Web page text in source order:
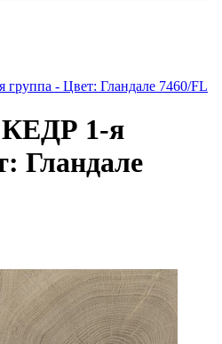
- Цвет: Гландале 7460/FL
1-я
Гландале